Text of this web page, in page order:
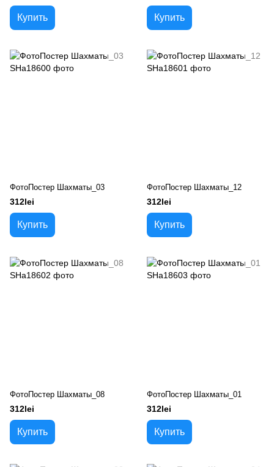
Купить Купить
ФотоПостер Шахматы_03
312lei
Купить
ФотоПостер Шахматы_12
312lei
Купить
ФотоПостер Шахматы_08
312lei
Купить
ФотоПостер Шахматы_01
312lei
Купить